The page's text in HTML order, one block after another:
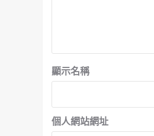
顯示名稱
個人網站網址